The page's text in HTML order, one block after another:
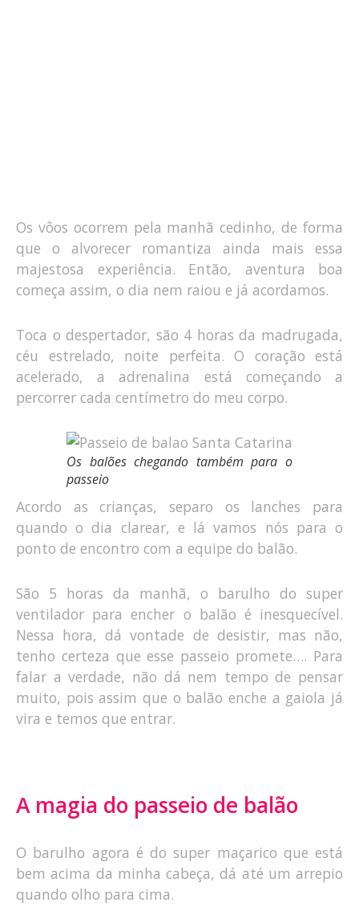
Os vôos ocorrem pela manhã cedinho, de forma
que o alvorecer romantiza ainda mais essa
majestosa experiência. Então, aventura boa
começa assim, o dia nem raiou e já acordamos.
Toca o despertador, são 4 horas da madrugada,
céu estrelado, noite perfeita. O coração está
acelerado, a adrenalina está começando a
percorrer cada centímetro do meu corpo.
Os balões chegando também para o
passeio
Acordo as crianças, separo os lanches para
quando o dia clarear, e lá vamos nós para o
ponto de encontro com a equipe do balão.
São 5 horas da manhã, o barulho do super
ventilador para encher o balão é inesquecível.
Nessa hora, dá vontade de desistir, mas não,
tenho certeza que esse passeio promete…. Para
falar a verdade, não dá nem tempo de pensar
muito, pois assim que o balão enche a gaiola já
vira e temos que entrar.
A magia do passeio de balão
O barulho agora é do super maçarico que está
bem acima da minha cabeça, dá até um arrepio
quando olho para cima.